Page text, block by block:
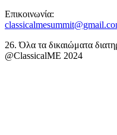
Επικοινωνία:
26. Όλα τα δικαιώματα
@ClassicalME 2024